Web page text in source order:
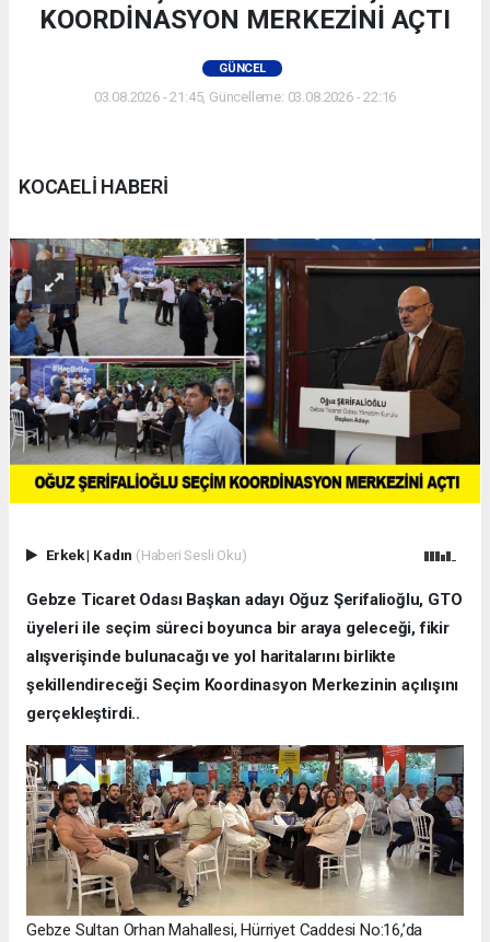
KOORDİNASYON MERKEZİNİ AÇTI
GÜNCEL
03.08.2026 - 21:45, Güncelleme: 03.08.2026 - 22:16
KOCAELİ HABERİ
Erkek| Kadın (Haberi Sesli Oku)
Gebze Ticaret Odası Başkan adayı Oğuz Şerifalioğlu, GTO
üyeleri ile seçim süreci boyunca bir araya geleceği, fikir
alışverişinde bulunacağı ve yol haritalarını birlikte
şekillendireceği Seçim Koordinasyon Merkezinin açılışını
gerçekleştirdi..
Gebze Sultan Orhan Mahallesi, Hürriyet Caddesi No:16,’da